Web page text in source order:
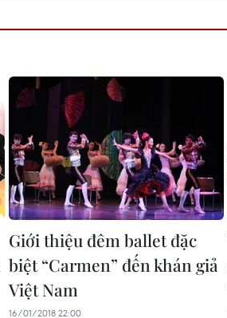
Giới thiệu đêm ballet đặc
biệt “Carmen” đến khán giả
Việt Nam
16/01/2018 22:00